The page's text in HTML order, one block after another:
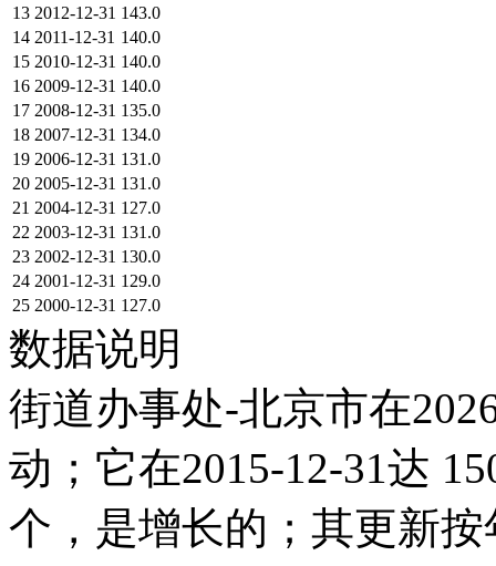
13 2012-12-31 143.0
14 2011-12-31 140.0
15 2010-12-31 140.0
16 2009-12-31 140.0
17 2008-12-31 135.0
18 2007-12-31 134.0
19 2006-12-31 131.0
20 2005-12-31 131.0
21 2004-12-31 127.0
22 2003-12-31 131.0
23 2002-12-31 130.0
24 2001-12-31 129.0
25 2000-12-31 127.0
数据说明
街道办事处-北京市在
动；它在2015-12-31达
个，是增长的；其更新